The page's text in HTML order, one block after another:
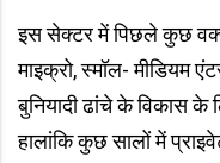
इस सेक्टर में पिछले कुछ
माइक्रो, स्मॉल- मीडियम
बुनियादी ढांचे के विकास
हालांकि कुछ सालों में